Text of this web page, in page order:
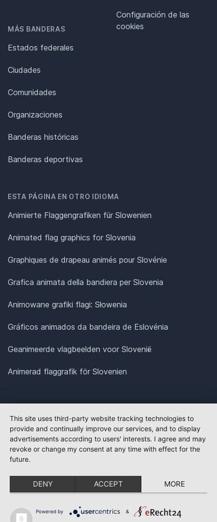
MÁS BANDERAS
Estados federales
Ciudades
Comunidades
Organizaciones
Banderas históricas
Banderas deportivas
Configuración de las
cookies
ESTA PÁGINA EN OTRO IDIOMA
Animierte Flaggengrafiken für Slowenien
Animated flag graphics for Slovenia
Graphiques de drapeau animés pour Slovénie
Grafica animata della bandiera per Slovenia
Animowane grafiki flagi: Słowenia
Gráficos animados da bandeira de Eslovénia
Geanimeerde vlagbeelden voor Slovenië
Animerad flaggrafik för Slovenien
This site uses third-party website tracking technologies to
provide and continually improve our services, and to display
advertisements according to users' interests. I agree and may
revoke or change my consent at any time with effect for the
future.
DENY ACCEPT MORE
Powered by &